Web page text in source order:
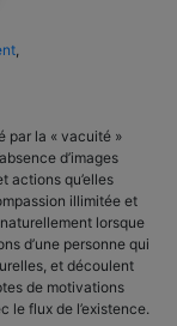
,
par la « vacuité »
d’images
actions qu’elles
illimitée et
lorsque
d’une personne qui
et découlent
de motivations
le flux de l’existence.